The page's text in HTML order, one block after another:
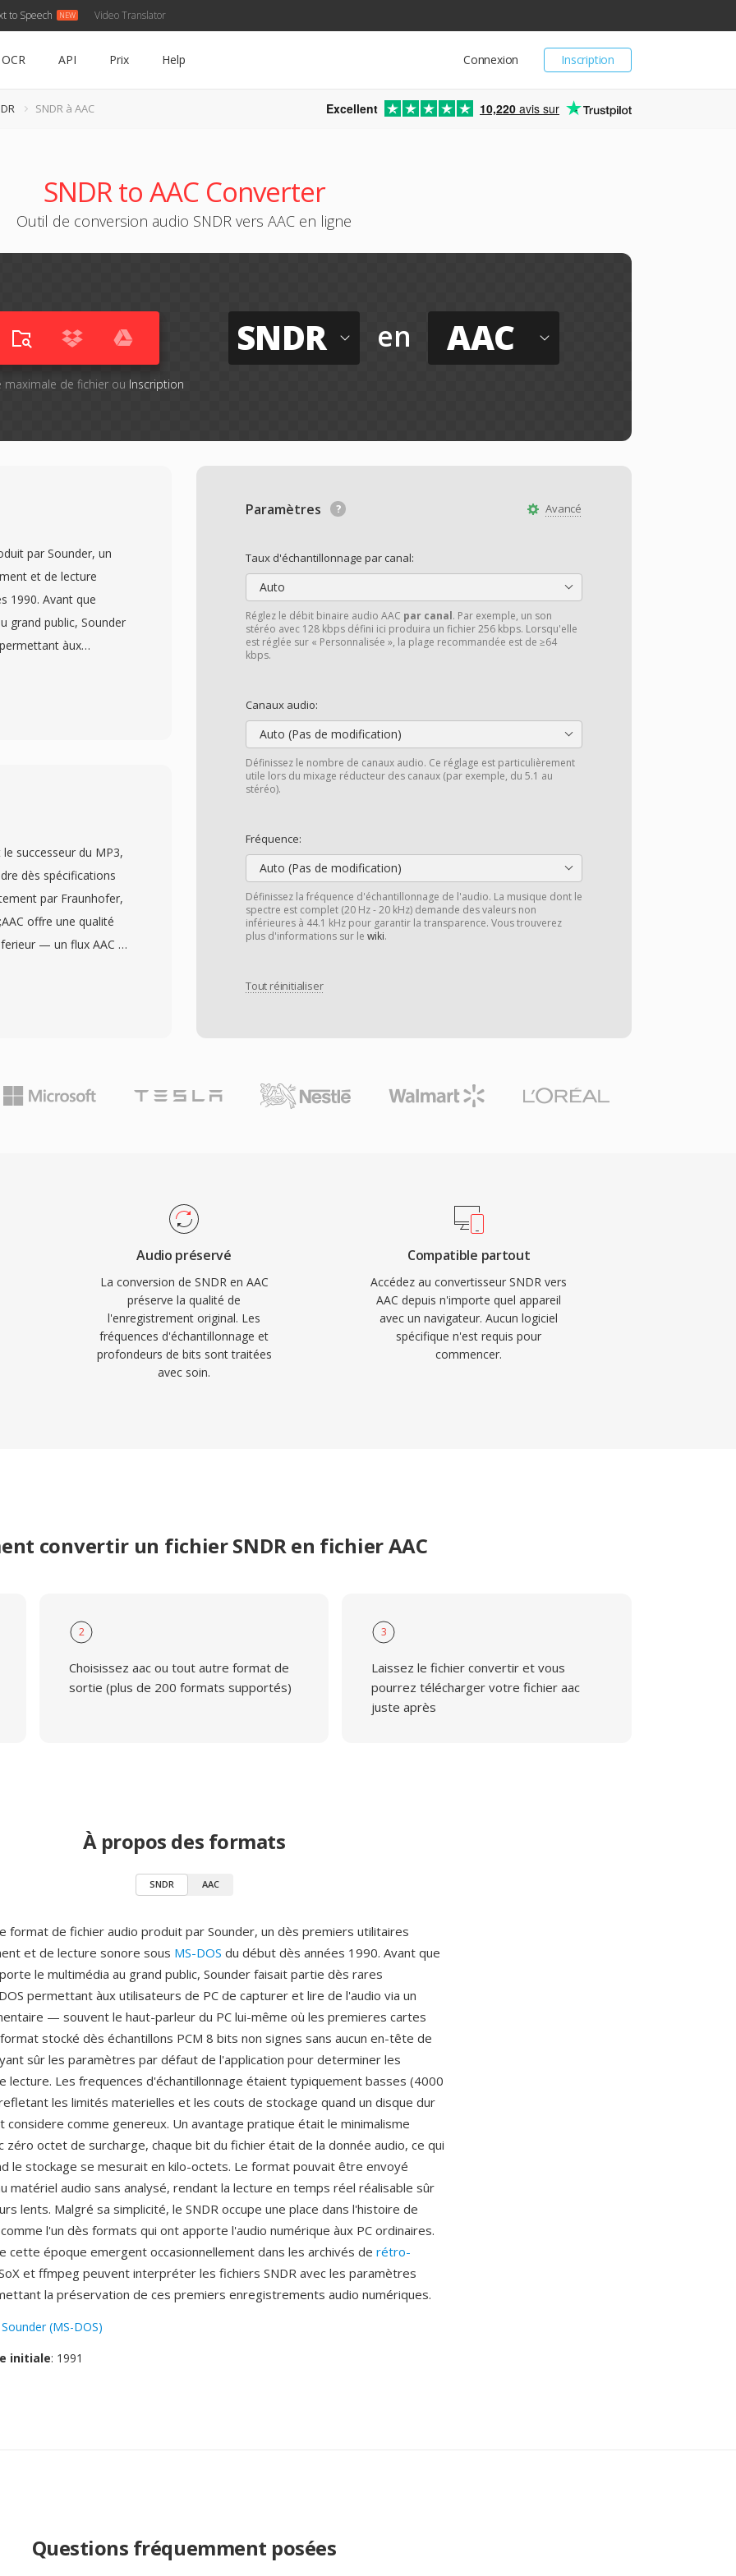
to Speech Video Translator
Inscription
Connexion
OCR API Prix Help
SNDR à AAC Excellent 10,220 avis sur
SNDR to AAC Converter
Outil de conversion audio SNDR vers AAC en ligne
maximale de fichier ou Inscription
SNDR en AAC
Avancé
Paramètres
Taux d'échantillonnage par canal:
Auto
Réglez le débit binaire audio AAC par canal. Par exemple, un son
stéréo avec 128 kbps défini ici produira un fichier 256 kbps. Lorsqu'elle
est réglée sur « Personnalisée », la plage recommandée est de ≥64
kbps.
Canaux audio:
Auto (Pas de modification)
Définissez le nombre de canaux audio. Ce réglage est particulièrement
utile lors du mixage réducteur des canaux (par exemple, du 5.1 au
stéréo).
Fréquence:
Auto (Pas de modification)
Définissez la fréquence d'échantillonnage de l'audio. La musique dont le
spectre est complet (20 Hz - 20 kHz) demande des valeurs non
inférieures à 44.1 kHz pour garantir la transparence. Vous trouverez
plus d'informations sur le wiki.
Tout réinitialiser
par Sounder, un
et de lecture
1990. Avant que
grand public, Sounder
àux
via un
et les couts de
considere comme
absolu —
fichier était de la
se mesurait en
directement au
en temps réel
de rétro-
les fichiers SNDR
successeur du MP3,
dès spécifications
par Fraunhofer,
offre une qualité
— un flux AAC à
à 128 kbit/s en
streaming. Son
aussi bien àux appels
navigateurs et lecteurs
contenu AAC sans
Audio préservé
La conversion de SNDR en AAC
préserve la qualité de
l'enregistrement original. Les
fréquences d'échantillonnage et
profondeurs de bits sont traitées
avec soin.
Compatible partout
Accédez au convertisseur SNDR vers
AAC depuis n'importe quel appareil
avec un navigateur. Aucun logiciel
spécifique n'est requis pour
commencer.
convertir un fichier SNDR en fichier AAC
2
Choisissez aac ou tout autre format de
sortie (plus de 200 formats supportés)
3
Laissez le fichier convertir et vous
pourrez télécharger votre fichier aac
juste après
À propos des formats
SNDR AAC
format de fichier audio produit par Sounder, un dès premiers utilitaires
et de lecture sonore sous MS-DOS du début dès années 1990. Avant que
le multimédia au grand public, Sounder faisait partie dès rares
permettant àux utilisateurs de PC de capturer et lire de l'audio via un
— souvent le haut-parleur du PC lui-même où les premieres cartes
stocké dès échantillons PCM 8 bits non signes sans aucun en-tête de
sûr les paramètres par défaut de l'application pour determiner les
lecture. Les frequences d'échantillonnage étaient typiquement basses (4000
les limités materielles et les couts de stockage quand un disque dur
considere comme genereux. Un avantage pratique était le minimalisme
octet de surcharge, chaque bit du fichier était de la donnée audio, ce qui
le stockage se mesurait en kilo-octets. Le format pouvait être envoyé
matériel audio sans analysé, rendant la lecture en temps réel réalisable sûr
lents. Malgré sa simplicité, le SNDR occupe une place dans l'histoire de
l'un dès formats qui ont apporte l'audio numérique àux PC ordinaires.
cette époque emergent occasionnellement dans les archivés de rétro-
et ffmpeg peuvent interpréter les fichiers SNDR avec les paramètres
la préservation de ces premiers enregistrements audio numériques.
Sounder (MS-DOS)
initiale: 1991
Questions fréquemment posées